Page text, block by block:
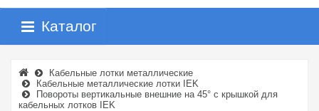
Каталог
Кабельные лотки металлические
Кабельные металлические лотки IEK
Повороты вертикальные внешние на 45° с крышкой для
кабельных лотков IEK